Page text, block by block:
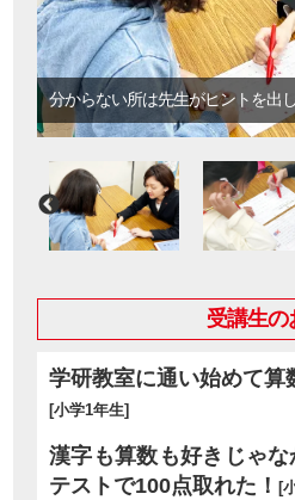
分からない所は先生がヒントを出
受講生の
学研教室に通い始めて算
[小学1年生]
漢字も算数も好きじゃ
テストで100点取れた！[